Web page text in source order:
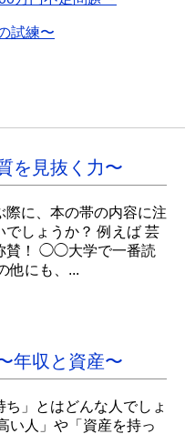
試練〜
を見抜く力〜
際に、本の帯の内容に注
でしょうか？ 例えば 芸
！ ◯◯大学で一番読
他にも、...
年収と資産〜
ち」とはどんな人でしょ
い人」や「資産を持っ